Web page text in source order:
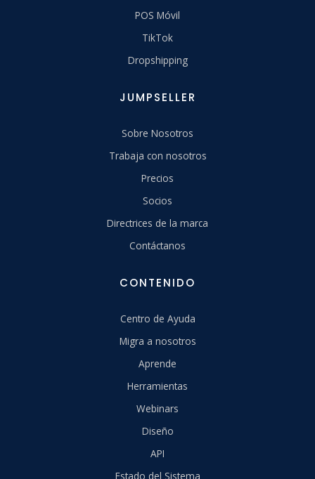
POS Móvil
TikTok
Dropshipping
JUMPSELLER
Sobre Nosotros
Trabaja con nosotros
Precios
Socios
Directrices de la marca
Contáctanos
CONTENIDO
Centro de Ayuda
Migra a nosotros
Aprende
Herramientas
Webinars
Diseño
API
Estado del Sistema